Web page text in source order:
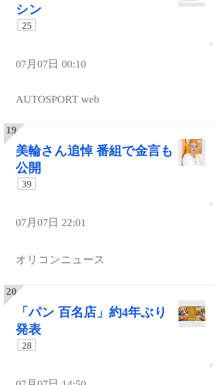
シン
25
07月07日 00:10
AUTOSPORT web
美輪さん追悼 番組で金言も
公開
39
07月07日 22:01
オリコンニュース
「パン 百名店」約4年ぶり
発表
28